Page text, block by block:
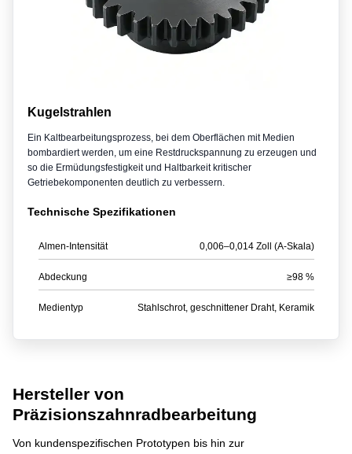
Kugelstrahlen
Ein Kaltbearbeitungsprozess, bei dem Oberflächen mit Medien
bombardiert werden, um eine Restdruckspannung zu erzeugen und
so die Ermüdungsfestigkeit und Haltbarkeit kritischer
Getriebekomponenten deutlich zu verbessern.
Technische Spezifikationen
Almen-Intensität 0,006–0,014 Zoll (A-Skala)
Abdeckung ≥98 %
Medientyp Stahlschrot, geschnittener Draht, Keramik
Hersteller von
Präzisionszahnradbearbeitung
Von kundenspezifischen Prototypen bis hin zur